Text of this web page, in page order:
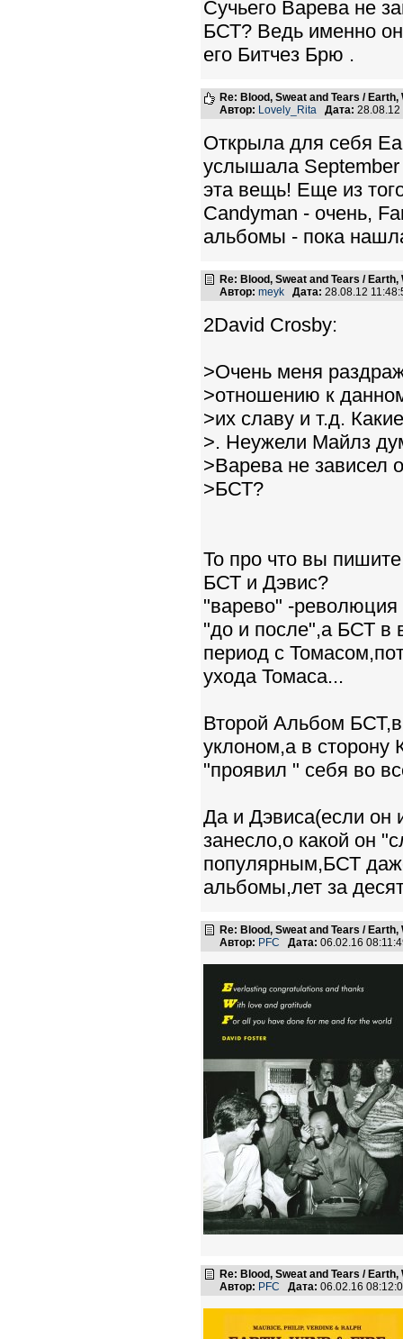
Сучьего Варева не
БСТ? Ведь именно
его Битчез Брю .
Re: Blood, Sweat and Tears / Earth,
Автор: Lovely_Rita Дата:
Открыла для себя
услышала September
эта вещь! Еще из
Candyman - очень,
альбомы - пока
Re: Blood, Sweat and Tears / Earth,
Автор: meyk Дата: 28.08.12
2David Crosby:
>Очень меня
>отношению к
>их славу и т.д.
>. Неужели Майлз
>Варева не зависел
>БСТ?
То про что вы
БСТ и Дэвис?
"варево" -
"до и после",а БСТ в
период с
ухода Томаса...
Второй Альбом
уклоном,а в сторону
"проявил " себя во
Да и Дэвиса(если он
занесло,о какой он
популярным,БСТ
альбомы,лет за
Re: Blood, Sweat and Tears / Earth,
Автор: PFC Дата: 06.02.16
Re: Blood, Sweat and Tears / Earth,
Автор: PFC Дата: 06.02.16